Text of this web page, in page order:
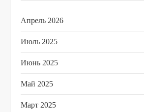
Апрель 2026
Июль 2025
Июнь 2025
Май 2025
Март 2025